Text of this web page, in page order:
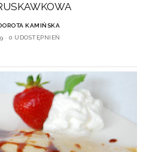
KAMIŃSKA
0 UDOSTĘPNIEŃ